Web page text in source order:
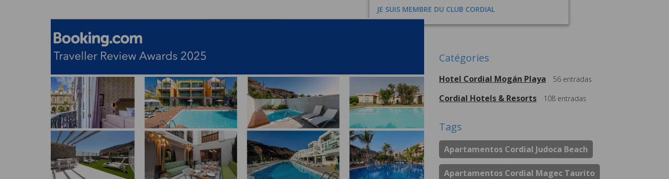
JE SUIS MEMBRE DU CLUB CORDIAL
Catégories
Hotel Cordial Mogán Playa 56 entradas
Cordial Hotels & Resorts 108 entradas
Tags
Apartamentos Cordial Judoca Beach
Apartamentos Cordial Magec Taurito